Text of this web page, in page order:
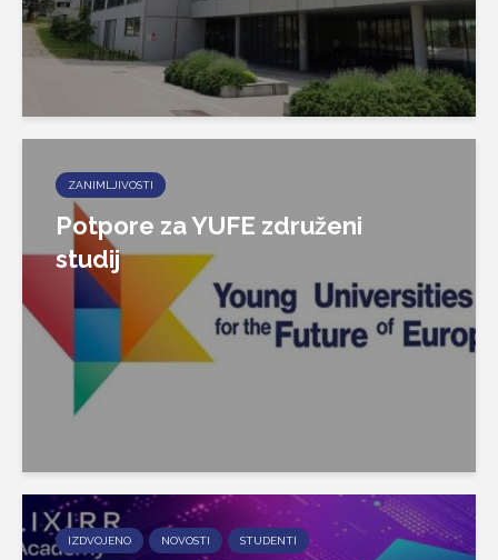
ZANIMLJIVOSTI
Potpore za YUFE združeni
studij
IZDVOJENO NOVOSTI STUDENTI